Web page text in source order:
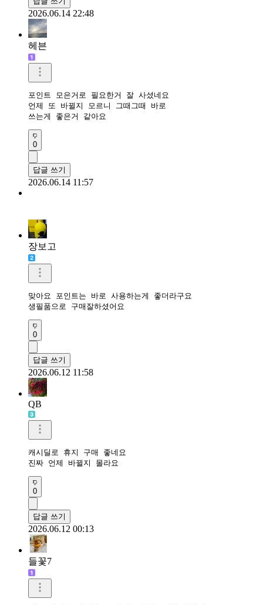
2026.06.14 22:48
헤븐
포인트 모은거로 필요한거 잘 사셨네요
언제 또 바뀔지 모르니 그때그때 바로
쓰는게 좋은거 같아요
0
답글 쓰기
2026.06.14 11:57
장보고
맞아요 포인트는 바로 사용하는게 좋더라구요
생필품으로 구매잘하셨어요
0
답글 쓰기
2026.06.12 11:58
QB
캐시딜로 휴지 구매 좋네요
진짜 언제 바뀔지 몰라요
0
답글 쓰기
2026.06.12 00:13
들꽃7